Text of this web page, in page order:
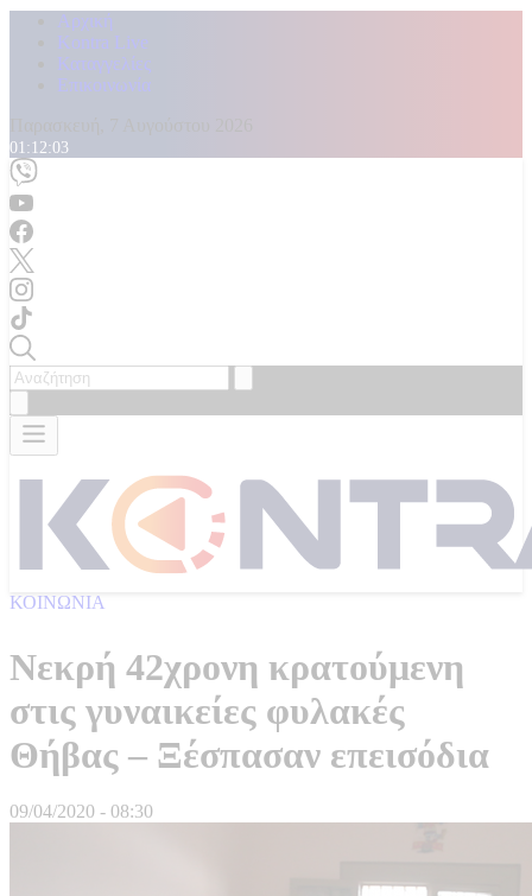
Αρχική
Kontra Live
Καταγγελίες
Επικοινωνία
01:12:05
ΚΟΙΝΩΝΙΑ
Νεκρή 42χρονη κρατούμενη
στις γυναικείες φυλακές
Θήβας – Ξέσπασαν επεισόδια
09/04/2020 - 08:30